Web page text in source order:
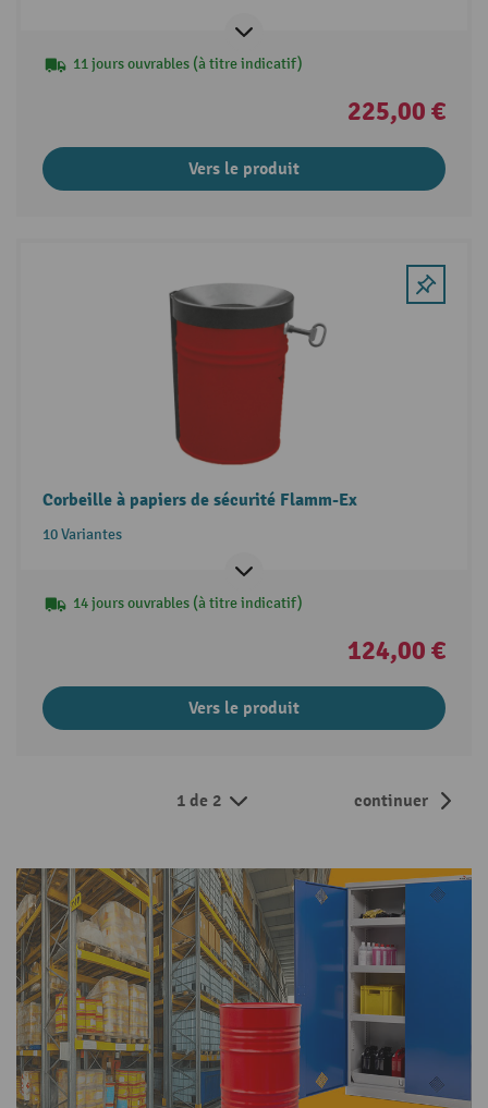
11 jours ouvrables (à titre indicatif)
225,00 €
Vers le produit
Corbeille à papiers de sécurité Flamm-Ex
10 Variantes
14 jours ouvrables (à titre indicatif)
124,00 €
Vers le produit
1 de 2 continuer